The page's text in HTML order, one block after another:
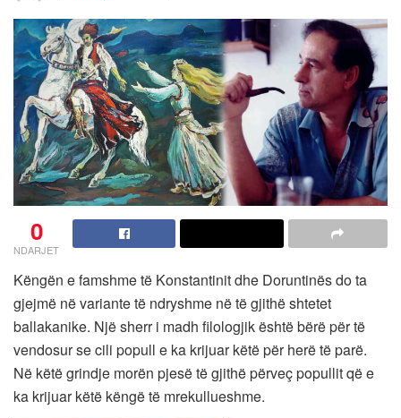
0
NDARJET
Këngën e famshme të Konstantinit dhe Doruntinës do ta
gjejmë në variante të ndryshme në të gjithë shtetet
ballakanike. Një sherr i madh filologjik është bërë për të
vendosur se cili popull e ka krijuar këtë për herë të parë.
Në këtë grindje morën pjesë të gjithë përveç popullit që e
ka krijuar këtë këngë të mrekullueshme.